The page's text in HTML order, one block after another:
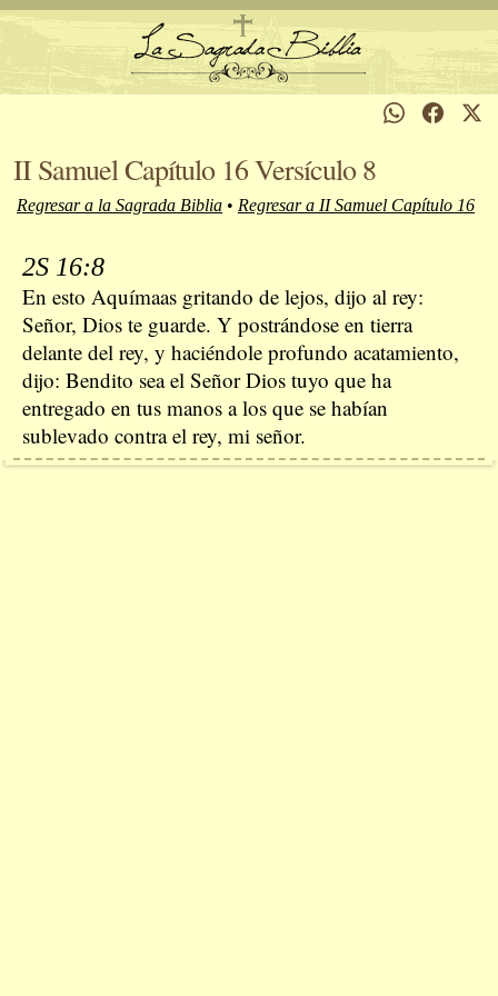
II Samuel Capítulo 16 Versículo 8
Regresar a la Sagrada Biblia • Regresar a II Samuel Capítulo 16
2S 16:8
En esto Aquímaas gritando de lejos, dijo al rey:
Señor, Dios te guarde. Y postrándose en tierra
delante del rey, y haciéndole profundo acatamiento,
dijo: Bendito sea el Señor Dios tuyo que ha
entregado en tus manos a los que se habían
sublevado contra el rey, mi señor.